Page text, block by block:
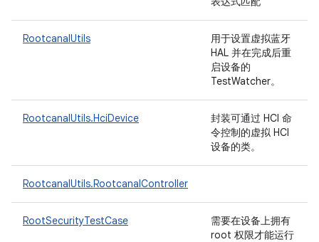
RootcanalUtils
用于设置虚拟蓝牙
HAL 并在完成后重
启设备的
TestWatcher。
RootcanalUtils.HciDevice
封装可通过 HCI 命
令控制的虚拟 HCI
设备的类。
RootcanalUtils.RootcanalController
RootSecurityTestCase
需要在设备上拥有
root 权限才能运行